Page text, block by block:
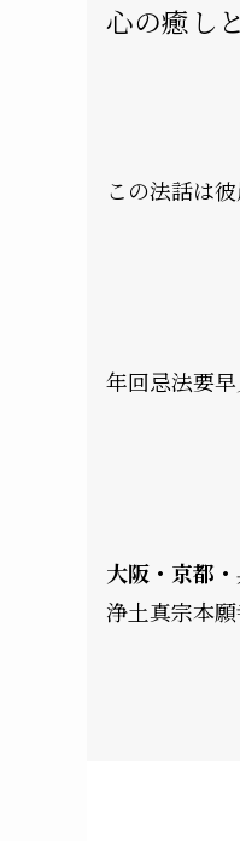
心の癒し
この法話は
年回忌法要
大阪・京都
浄土真宗本